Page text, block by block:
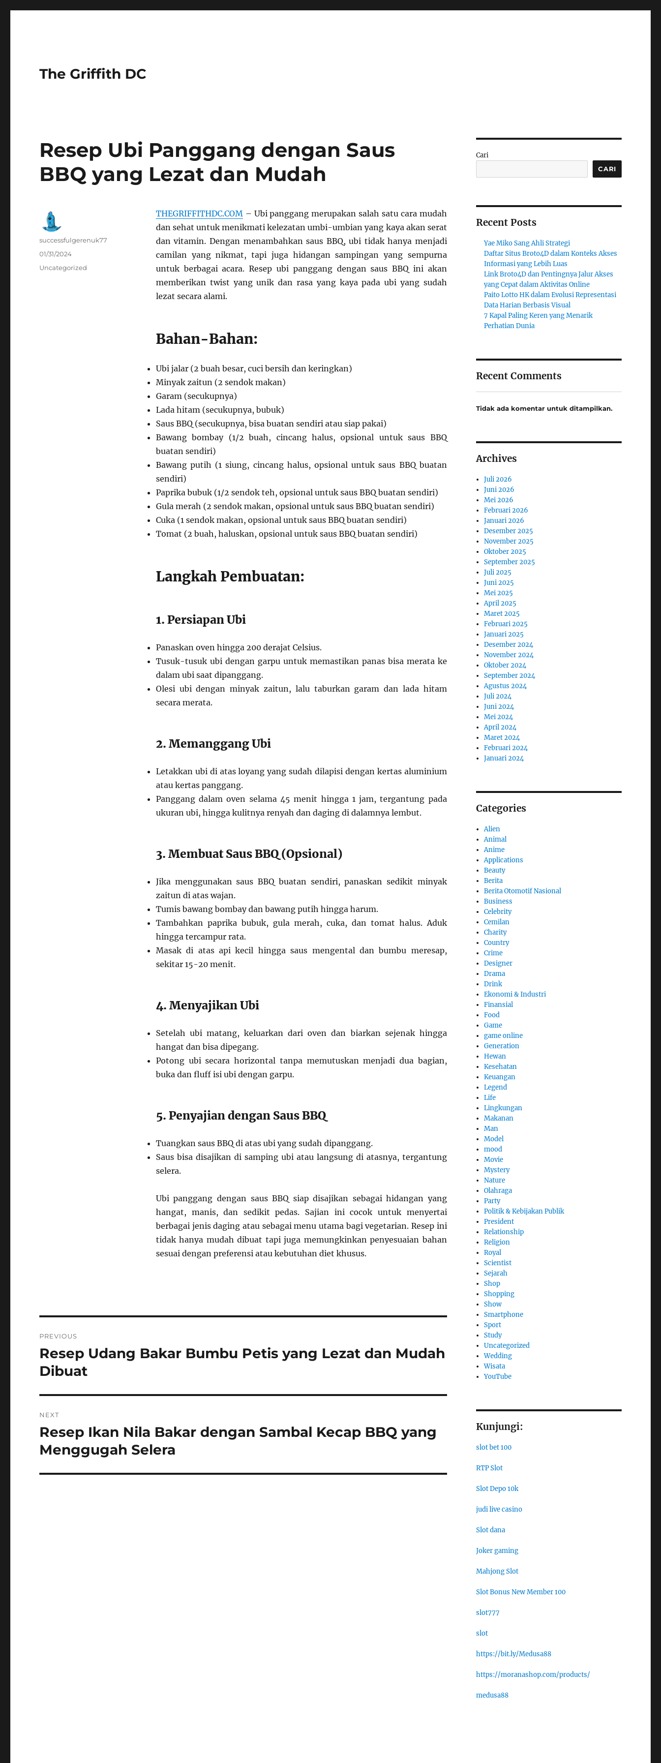
The Griffith DC
Resep Ubi Panggang dengan Saus
BBQ yang Lezat dan Mudah
THEGRIFFITHDC.COM– Ubi panggang merupakan salah satu cara mudah
dan sehat untuk menikmati kelezatan umbi-umbian yang kaya akan serat
dan vitamin. Dengan menambahkan saus BBQ, ubi tidak hanya menjadi
camilan yang nikmat, tapi juga hidangan sampingan yang sempurna
untuk berbagai acara. Resep ubi panggang dengan saus BBQ ini akan
memberikan twist yang unik dan rasa yang kaya pada ubi yang sudah
lezat secara alami.
Bahan-Bahan:
Ubi jalar (2 buah besar, cuci bersih dan keringkan)
Minyak zaitun (2 sendok makan)
Garam (secukupnya)
Lada hitam (secukupnya, bubuk)
Saus BBQ (secukupnya, bisa buatan sendiri atau siap pakai)
Bawang bombay (1/2 buah, cincang halus, opsional untuk saus BBQ
buatan sendiri)
Bawang putih (1 siung, cincang halus, opsional untuk saus BBQ buatan
sendiri)
Paprika bubuk (1/2 sendok teh, opsional untuk saus BBQ buatan sendiri)
Gula merah (2 sendok makan, opsional untuk saus BBQ buatan sendiri)
Cuka (1 sendok makan, opsional untuk saus BBQ buatan sendiri)
Tomat (2 buah, haluskan, opsional untuk saus BBQ buatan sendiri)
Langkah Pembuatan:
1. Persiapan Ubi
Panaskan oven hingga 200 derajat Celsius.
Tusuk-tusuk ubi dengan garpu untuk memastikan panas bisa merata ke
dalam ubi saat dipanggang.
Olesi ubi dengan minyak zaitun, lalu taburkan garam dan lada hitam
secara merata.
2. Memanggang Ubi
Letakkan ubi di atas loyang yang sudah dilapisi dengan kertas aluminium
atau kertas panggang.
Panggang dalam oven selama 45 menit hingga 1 jam, tergantung pada
ukuran ubi, hingga kulitnya renyah dan daging di dalamnya lembut.
3. Membuat Saus BBQ (Opsional)
Jika menggunakan saus BBQ buatan sendiri, panaskan sedikit minyak
zaitun di atas wajan.
Tumis bawang bombay dan bawang putih hingga harum.
Tambahkan paprika bubuk, gula merah, cuka, dan tomat halus. Aduk
hingga tercampur rata.
Masak di atas api kecil hingga saus mengental dan bumbu meresap,
sekitar 15-20 menit.
4. Menyajikan Ubi
Setelah ubi matang, keluarkan dari oven dan biarkan sejenak hingga
hangat dan bisa dipegang.
Potong ubi secara horizontal tanpa memutuskan menjadi dua bagian,
buka dan fluff isi ubi dengan garpu.
5. Penyajian dengan Saus BBQ
Tuangkan saus BBQ di atas ubi yang sudah dipanggang.
Saus bisa disajikan di samping ubi atau langsung di atasnya, tergantung
selera.
Ubi panggang dengan saus BBQ siap disajikan sebagai hidangan yang
hangat, manis, dan sedikit pedas. Sajian ini cocok untuk menyertai
berbagai jenis daging atau sebagai menu utama bagi vegetarian. Resep ini
tidak hanya mudah dibuat tapi juga memungkinkan penyesuaian bahan
sesuai dengan preferensi atau kebutuhan diet khusus.
Author
successfulgerenuk77
Posted
01/31/2024
Categories
Uncategorized
pos
PREVIOUS
Previous
post:
Resep Udang Bakar Bumbu Petis yang Lezat dan Mudah
Dibuat
NEXT
Next
post:
Resep Ikan Nila Bakar dengan Sambal Kecap BBQ yang
Menggugah Selera
Cari
CARI
Recent Posts
Yae Miko Sang Ahli Strategi
Daftar Situs Broto4D dalam Konteks Akses
Informasi yang Lebih Luas
Link Broto4D dan Pentingnya Jalur Akses
yang Cepat dalam Aktivitas Online
Paito Lotto HK dalam Evolusi Representasi
Data Harian Berbasis Visual
7 Kapal Paling Keren yang Menarik
Perhatian Dunia
Recent Comments
Tidak ada komentar untuk ditampilkan.
Archives
Juli 2026
Juni 2026
Mei 2026
Februari 2026
Januari 2026
Desember 2025
November 2025
Oktober 2025
September 2025
Juli 2025
Juni 2025
Mei 2025
April 2025
Maret 2025
Februari 2025
Januari 2025
Desember 2024
November 2024
Oktober 2024
September 2024
Agustus 2024
Juli 2024
Juni 2024
Mei 2024
April 2024
Maret 2024
Februari 2024
Januari 2024
Categories
Alien
Animal
Anime
Applications
Beauty
Berita
Berita Otomotif Nasional
Business
Celebrity
Cemilan
Charity
Country
Crime
Designer
Drama
Drink
Ekonomi & Industri
Finansial
Food
Game
game online
Generation
Hewan
Kesehatan
Keuangan
Legend
Life
Lingkungan
Makanan
Man
Model
mood
Movie
Mystery
Nature
Olahraga
Party
Politik & Kebijakan Publik
President
Relationship
Religion
Royal
Scientist
Sejarah
Shop
Shopping
Show
Smartphone
Sport
Study
Uncategorized
Wedding
Wisata
YouTube
Kunjungi:
slot bet 100
RTP Slot
Slot Depo 10k
judi live casino
Slot dana
Joker gaming
Mahjong Slot
Slot Bonus New Member 100
slot777
slot
https://bit.ly/Medusa88
https://moranashop.com/products/
medusa88